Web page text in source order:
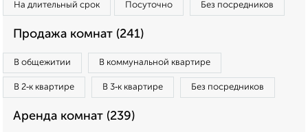
На длительный срок Посуточно Без посредников
Продажа комнат (241)
В общежитии В коммунальной квартире
В 2‑к квартире В 3‑к квартире Без посредников
Аренда комнат (239)